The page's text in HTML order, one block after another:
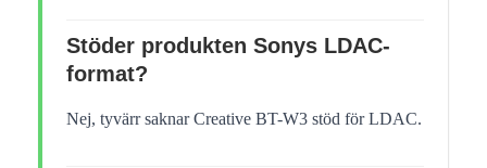
Stöder produkten Sonys LDAC-
format?
Nej, tyvärr saknar Creative BT-W3 stöd för LDAC.